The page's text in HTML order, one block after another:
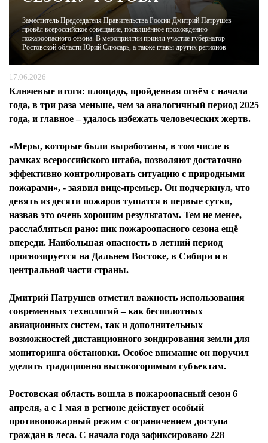
ЖУРНАЛ
Заместитель Председателя Правительства России Дмитрий Патрушев
провёл всероссийское совещание, посвящённое прохождению
пожароопасного сезона. В мероприятии принял участие губернатор
Ростовской области Юрий Слюсарь, а также главы других регионов
17.06.2026
Ключевые итоги: площадь, пройденная огнём с начала
года, в три раза меньше, чем за аналогичный период 2025
года, и главное – удалось избежать человеческих жертв.
«Меры, которые были выработаны, в том числе в
рамках всероссийского штаба, позволяют достаточно
эффективно контролировать ситуацию с природными
пожарами», - заявил вице-премьер. Он подчеркнул, что
девять из десяти пожаров тушатся в первые сутки,
назвав это очень хорошим результатом. Тем не менее,
расслабляться рано: пик пожароопасного сезона ещё
впереди. Наибольшая опасность в летний период
прогнозируется на Дальнем Востоке, в Сибири и в
центральной части страны.
Дмитрий Патрушев отметил важность использования
современных технологий – как беспилотных
авиационных систем, так и дополнительных
возможностей дистанционного зондирования земли для
мониторинга обстановки. Особое внимание он поручил
уделить традиционно высокогоримым субъектам.
Ростовская область вошла в пожароопасный сезон 6
апреля, а с 1 мая в регионе действует особый
противопожарный режим с ограничением доступа
граждан в леса. С начала года зафиксировано 228